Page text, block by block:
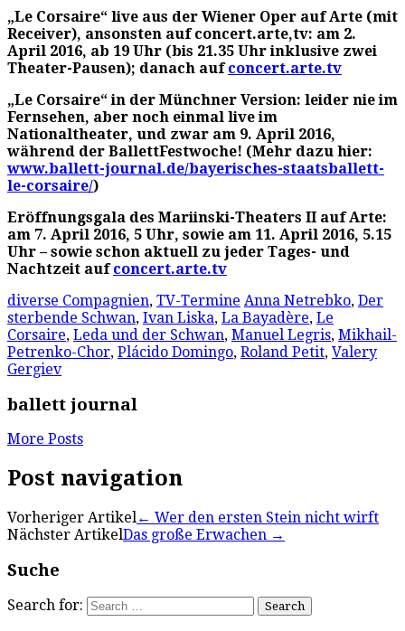
„Le Corsaire“ live aus der Wiener Oper auf Arte (mit
Receiver), ansonsten auf concert.arte,tv: am 2.
April 2016, ab 19 Uhr (bis 21.35 Uhr inklusive zwei
Theater-Pausen); danach aufconcert.arte.tv
„Le Corsaire“ in der Münchner Version: leider nie im
Fernsehen, aber noch einmal live im
Nationaltheater, und zwar am 9. April 2016,
während der BallettFestwoche! (Mehr dazu hier:
www.ballett-journal.de/bayerisches-staatsballett-
le-corsaire/)
Eröffnungsgala des Mariinski-Theaters II auf Arte:
am 7. April 2016, 5 Uhr, sowie am 11. April 2016, 5.15
Uhr – sowie schon aktuell zu jeder Tages- und
Nachtzeit aufconcert.arte.tv
diverse Compagnien, TV-Termine Anna Netrebko, Der
sterbende Schwan, Ivan Liska, La Bayadère, Le
Corsaire, Leda und der Schwan, Manuel Legris, Mikhail-
Petrenko-Chor, Plácido Domingo, Roland Petit, Valery
Gergiev
ballett journal
More Posts
Post navigation
Vorheriger Artikel← Wer den ersten Stein nicht wirft
Nächster ArtikelDas große Erwachen →
Suche
Search for: